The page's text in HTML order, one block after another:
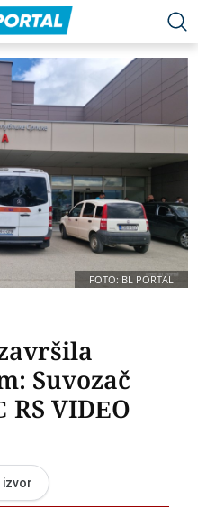
FOTO: BL PORTAL
Suvozač
VIDEO
izvor